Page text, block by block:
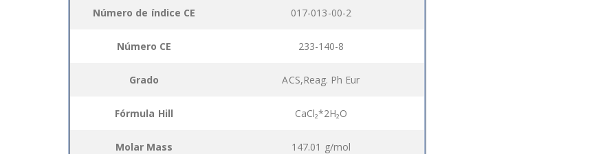
itemsNúmero de índice CE 017-013-00-2
Número CE 233-140-8
Grado ACS,Reag. Ph Eur
Fórmula Hill CaCl₂*2H₂O
Molar Mass 147.01 g/mol